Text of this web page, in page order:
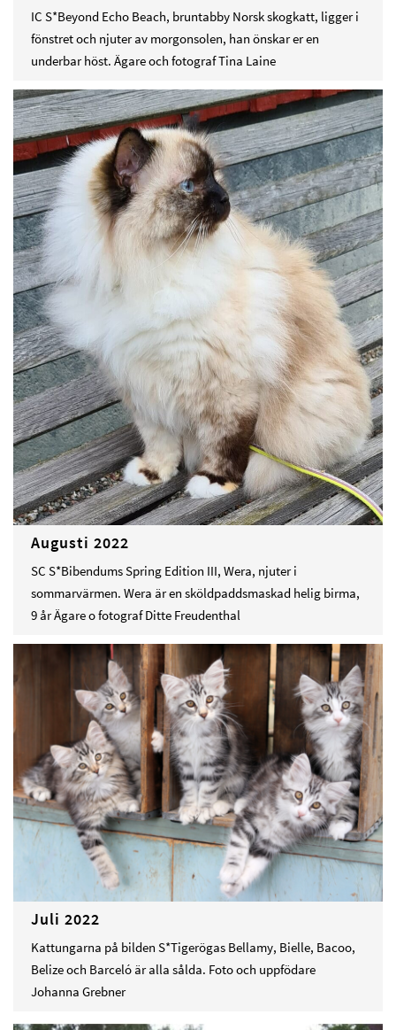
IC S*Beyond Echo Beach, bruntabby Norsk skogkatt, ligger i
fönstret och njuter av morgonsolen, han önskar er en
underbar höst. Ägare och fotograf Tina Laine
Augusti 2022
SC S*Bibendums Spring Edition III, Wera, njuter i
sommarvärmen. Wera är en sköldpaddsmaskad helig birma,
9 år Ägare o fotograf Ditte Freudenthal
Juli 2022
Kattungarna på bilden S*Tigerögas Bellamy, Bielle, Bacoo,
Belize och Barceló är alla sålda. Foto och uppfödare
Johanna Grebner